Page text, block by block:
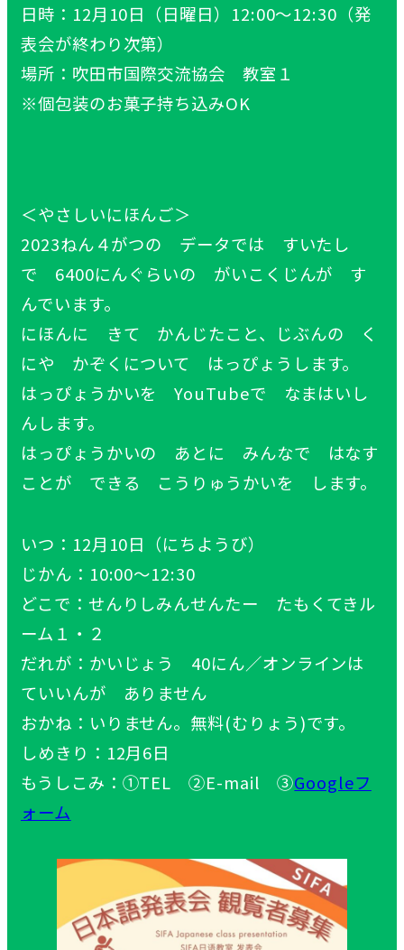
日時：12月10日（日曜日）12:00～12:30（発
表会が終わり次第）
場所：吹田市国際交流協会 教室１
※個包装のお菓子持ち込みOK
＜やさしいにほんご＞
2023ねん４がつの データでは すいたし
で 6400にんぐらいの がいこくじんが す
んでいます。
にほんに きて かんじたこと、じぶんの く
にや かぞくについて はっぴょうします。
はっぴょうかいを YouTubeで なまはいし
んします。
はっぴょうかいの あとに みんなで はなす
ことが できる こうりゅうかいを します。
いつ：12月10日（にちようび）
じかん：10:00～12:30
どこで：せんりしみんせんたー たもくてきル
ーム１・２
だれが：かいじょう 40にん／オンラインは
ていいんが ありません
おかね：いりません。無料(むりょう)です。
しめきり：12月6日
もうしこみ：①TEL ②E-mail ③Googleフ
ォーム